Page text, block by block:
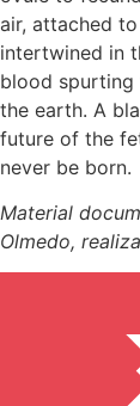
air, attached
intertwined in
blood
the earth. A
future of the
never be born.
Material
Olmedo,